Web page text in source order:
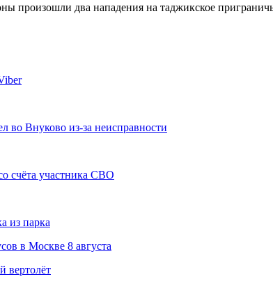
произошли два нападения на таджикское
во Внуково из-за неисправности
счёта участника СВО
из парка
в Москве 8 августа
вертолёт